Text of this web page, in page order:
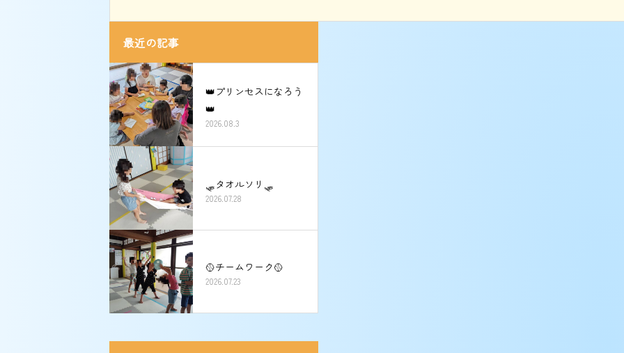
最近の記事
👑プリンセスになろう
👑
2026.08.3
🛷タオルソリ🛷
2026.07.28
🥎チームワーク🥎
2026.07.23